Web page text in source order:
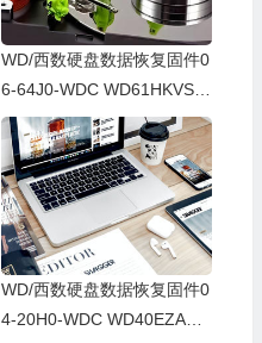
WD/西数硬盘数据恢复固件0
6-64J0-WDC WD61HKVS-7
8AUSY0-80-00A80-WD-WX
22D2143CAS-00060064-27
00
WD/西数硬盘数据恢复固件0
4-20H0-WDC WD40EZAZ-0